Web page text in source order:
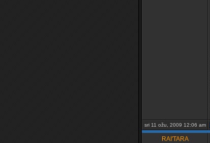
sri 11 ožu, 2009 12:06 am
RAI'TARA